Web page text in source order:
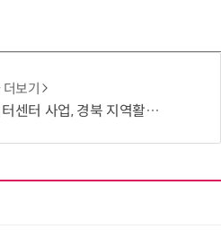
보기
북 지역활성화 투자펀드 3호사업에 선정